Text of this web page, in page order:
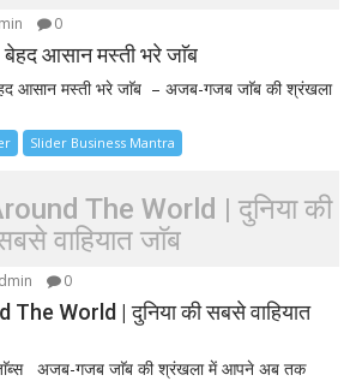
0
आसान मस्ती भरे जाॅब
आसान मस्ती भरे जाॅब – अजब-गजब जाॅब की श्रंखला
Slider Business Mantra
The World | दुनिया की
वाहियात जाॅब
0
World | दुनिया की सबसे वाहियात
अजब-गजब जाॅब की श्रंखला में आपने अब तक